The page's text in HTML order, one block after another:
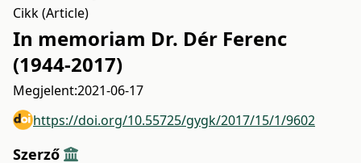
Cikk (Article)
In memoriam Dr. Dér Ferenc
(1944-2017)
Megjelent:2021-06-17
https://doi.org/10.55725/gygk/2017/15/1/9602
Szerző